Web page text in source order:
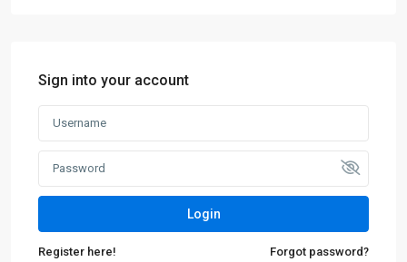
Sign into your account
Login
Register here! Forgot password?